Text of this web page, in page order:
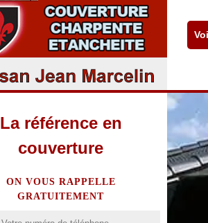
La référence en
couverture
ON VOUS RAPPELLE
GRATUITEMENT